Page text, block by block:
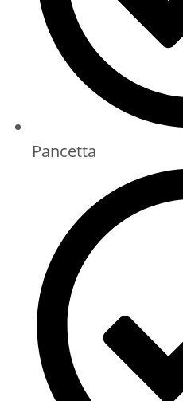
Pancetta